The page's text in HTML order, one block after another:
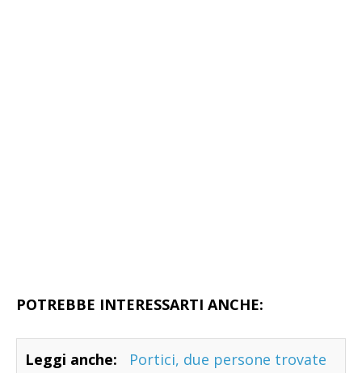
POTREBBE INTERESSARTI ANCHE:
Leggi anche:
Portici, due persone trovate